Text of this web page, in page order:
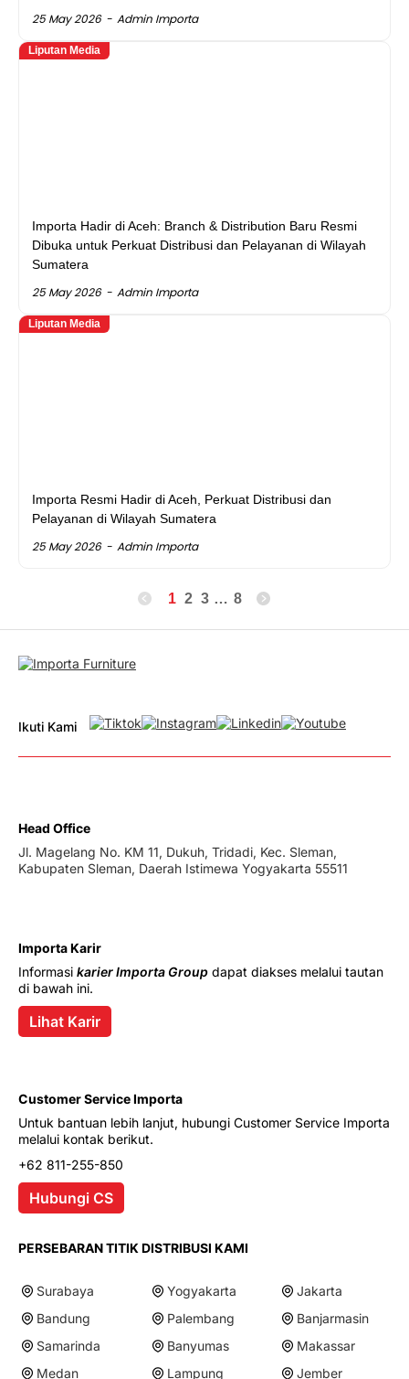
25 May 2026 Admin Importa
Liputan Media
Importa Hadir di Aceh: Branch & Distribution Baru Resmi
Dibuka untuk Perkuat Distribusi dan Pelayanan di Wilayah
Sumatera
25 May 2026 Admin Importa
Liputan Media
Importa Resmi Hadir di Aceh, Perkuat Distribusi dan
Pelayanan di Wilayah Sumatera
25 May 2026 Admin Importa
1 2 3 … 8
Ikuti Kami
Head Office
Jl. Magelang No. KM 11, Dukuh, Tridadi, Kec. Sleman,
Kabupaten Sleman, Daerah Istimewa Yogyakarta 55511
Importa Karir
Informasi karier Importa Group dapat diakses melalui tautan
di bawah ini.
Lihat Karir
Customer Service Importa
Untuk bantuan lebih lanjut, hubungi Customer Service Importa
melalui kontak berikut.
+62 811-255-850
Hubungi CS
PERSEBARAN TITIK DISTRIBUSI KAMI
Surabaya Yogyakarta
Jakarta
Bandung
Palembang
Banjarmasin
Samarinda
Banyumas
Makassar
Medan
Lampung Jember